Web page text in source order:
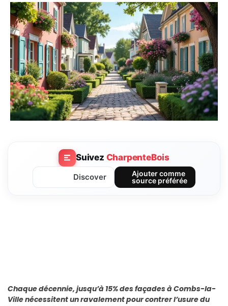
Suivez CharpenteBois
Discover
Ajouter comme
source préférée
Chaque décennie, jusqu’à 15% des façades à Combs-la-
Ville nécessitent un ravalement pour contrer l’usure du